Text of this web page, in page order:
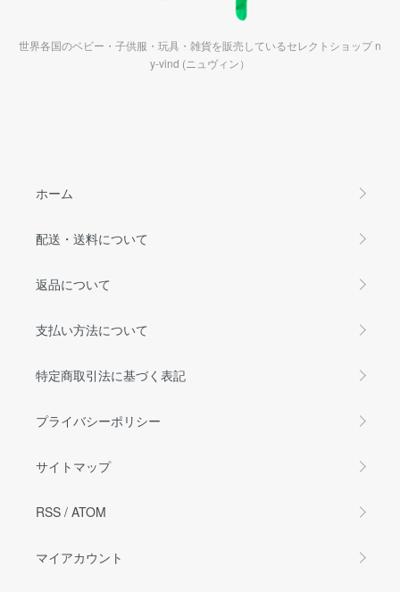
世界各国のベビー・子供服・玩具・雑貨を販売しているセレクトショップ n
y-vind (ニュヴィン）
ホーム
配送・送料について
返品について
支払い方法について
特定商取引法に基づく表記
プライバシーポリシー
サイトマップ
RSS / ATOM
マイアカウント